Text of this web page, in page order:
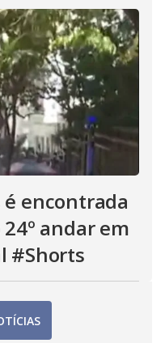
encontrada
andar em
#Shorts